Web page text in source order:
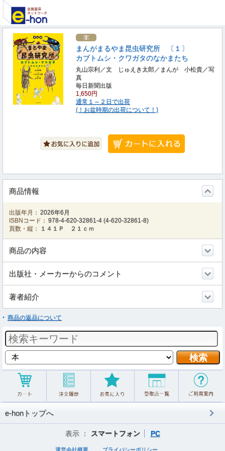
まんがまるやま昆虫研究所 〔１〕
カブトムシ・クワガタのなかまたち
丸山宗利／文 じゅえき太郎／まんが 小松貴／写
真
毎日新聞出版
1,650円
通常１～２日で出荷
(！お盆時期の出荷について！)
商品情報
出版年月： 2026年6月
ISBNコード： 978-4-620-32861-4 (4-620-32861-8)
頁数・縦：
１４１Ｐ ２１ｃｍ
商品の内容
出版社・メーカーからのコメント
著者紹介
商品の返品について
e-honトップへ
表示 ： スマートフォン PC
運営会社概要 プライバシーポリシー